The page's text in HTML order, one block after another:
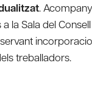
.
la Sala del
treballadors.